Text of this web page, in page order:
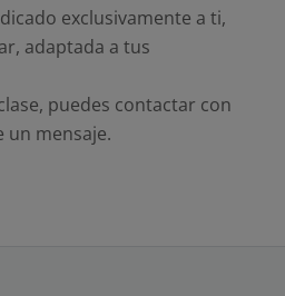
exclusivamente a ti,
adaptada a tus
puedes contactar con
mensaje.